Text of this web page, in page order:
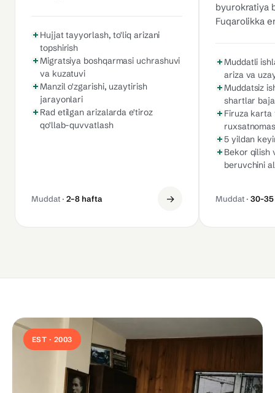
Hujjat tayyorlash, to'liq arizani
topshirish
Migratsiya boshqarmasi uchrashuvi
va kuzatuvi
Manzil o'zgarishi, uzaytirish
jarayonlari
Rad etilgan arizalarda e'tiroz
qo'llab-quvvatlash
Muddat ·2–8 hafta →
byurokratiya
Fuqarolikka
Muddatli
ariza va
Muddatsiz
shartlar
Firuza karta
5 yildan
Bekor qilish
beruvchini
Muddat ·30-
EST · 2003